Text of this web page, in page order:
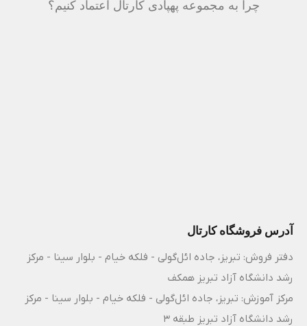
چرا به مجموعه پهپادی کارتال اعتماد کنیم؟
آدرس فروشگاه کارتال
دفتر فروش: تبریز، جاده ائل‌گولی - فلکه خیام - بلوار سینا - مرکز
رشد دانشگاه آزاد تبریز همکف
مرکز آموزش: تبریز، جاده ائل‌گولی - فلکه خیام - بلوار سینا - مرکز
رشد دانشگاه آزاد تبریز طبقه 3